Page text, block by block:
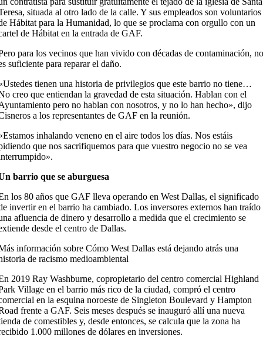
situada al otro lado de la calle. Y sus empleados son voluntarios
Hábitat para la Humanidad, lo que se proclama con orgullo con un
de Hábitat en la entrada de GAF.
para los vecinos que han vivido con décadas de contaminación,
suficiente para reparar el daño.
tienen una historia de privilegios que este barrio no tiene…
creo que entiendan la gravedad de esta situación. Hablan con el
pero no hablan con nosotros, y no lo han hecho», dijo
a los representantes de GAF en la reunión.
inhalando veneno en el aire todos los días. Nos estáis
que nos sacrifiquemos para que vuestro negocio no se vea
barrio que se aburguesa
los 80 años que GAF lleva operando en West Dallas, el significado
invertir en el barrio ha cambiado. Los inversores externos han traído
afluencia de dinero y desarrollo a medida que el crecimiento se
desde el centro de Dallas.
información sobre Cómo West Dallas está dejando atrás una
de racismo medioambiental
2019 Ray Washburne, copropietario del centro comercial Highland
Village en el barrio más rico de la ciudad, compró el centro
en la esquina noroeste de Singleton Boulevard y Hampton
frente a GAF. Seis meses después se inauguró allí una nueva
de comestibles y, desde entonces, se calcula que la zona ha
1.000 millones de dólares en inversiones.